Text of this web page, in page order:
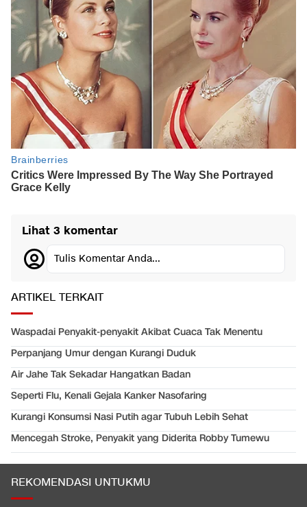
Lihat 3 komentar
Tulis Komentar Anda...
ARTIKEL TERKAIT
Waspadai Penyakit-penyakit Akibat Cuaca Tak Menentu
Perpanjang Umur dengan Kurangi Duduk
Air Jahe Tak Sekadar Hangatkan Badan
Seperti Flu, Kenali Gejala Kanker Nasofaring
Kurangi Konsumsi Nasi Putih agar Tubuh Lebih Sehat
Mencegah Stroke, Penyakit yang Diderita Robby Tumewu
REKOMENDASI UNTUKMU